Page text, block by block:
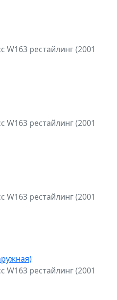
W163 рестайлинг (2001
W163 рестайлинг (2001
W163 рестайлинг (2001
W163 рестайлинг (2001